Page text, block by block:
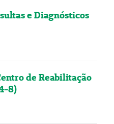
e Diagnósticos
de Reabilitação
8)